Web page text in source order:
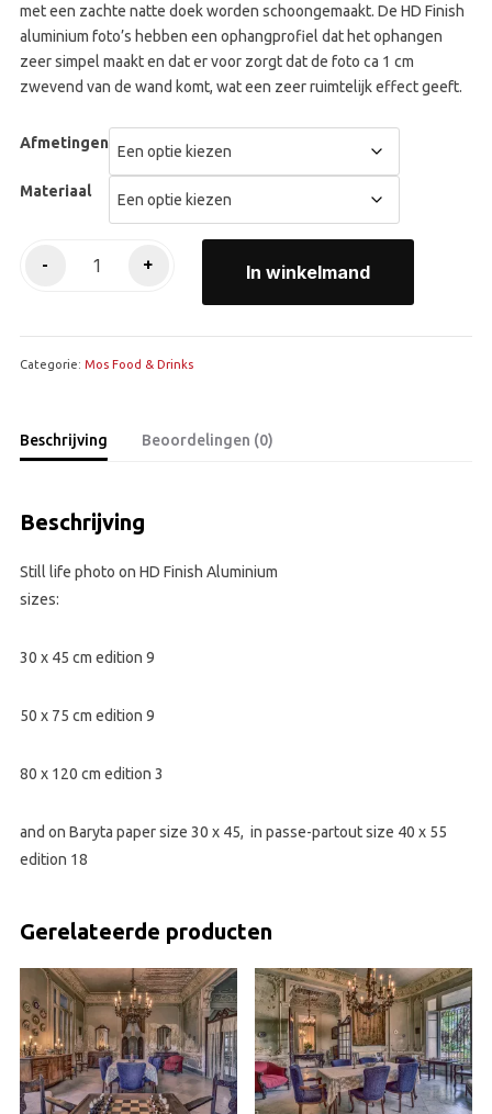
met een zachte natte doek worden schoongemaakt. De HD Finish
aluminium foto’s hebben een ophangprofiel dat het ophangen
zeer simpel maakt en dat er voor zorgt dat de foto ca 1 cm
zwevend van de wand komt, wat een zeer ruimtelijk effect geeft.
Afmetingen
Materiaal
- + In winkelmand
Categorie: Mos Food & Drinks
Beschrijving Beoordelingen (0)
Beschrijving
Still life photo on HD Finish Aluminium
sizes:
30 x 45 cm edition 9
50 x 75 cm edition 9
80 x 120 cm edition 3
and on Baryta paper size 30 x 45, in passe-partout size 40 x 55
edition 18
Gerelateerde producten